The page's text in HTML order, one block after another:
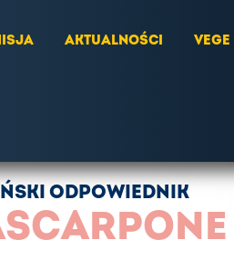
AKTUALNOŚCI
ODPOWIEDNIK